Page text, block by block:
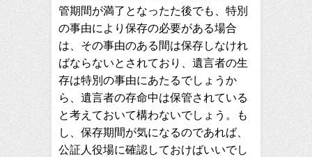
管期間が満了となったた後でも、特別
の事由により保存の必要がある場合
は、その事由のある間は保存しなけれ
ばならないとされており、遺言者の生
存は特別の事由にあたるでしょうか
ら、遺言者の存命中は保管されている
と考えておいて構わないでしょう。も
し、保存期間が気になるのであれば、
公証人役場に確認しておけばいいでし